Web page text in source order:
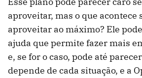
aproveitar, mas o que acontece
aproveitar ao máximo? Ele
ajuda que permite fazer mais
e, se for o caso, pode até
depende de cada situação, e a